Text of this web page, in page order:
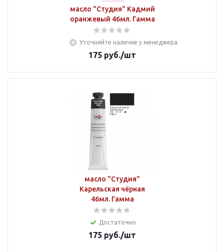
масло "Студия" Кадмий
оранжевый 46мл. Гамма
Уточняйте наличие у менеджера
175 руб./шт
масло "Студия"
Карельская чёрная
46мл. Гамма
Достаточно
175 руб./шт